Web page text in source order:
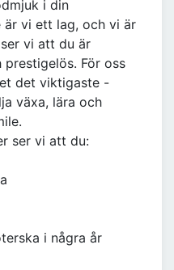
i din
är vi ett lag, och vi är
vi att du är
För oss
det viktigaste -
växa, lära och
ser vi att du:
i några år